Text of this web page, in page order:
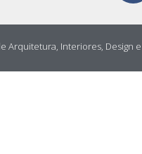
Arquitetura, Interiores, Design